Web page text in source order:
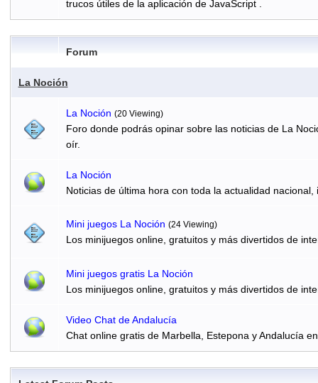
trucos útiles de la aplicación de JavaScript .
Forum
La Noción
La Noción (20 Viewing)
Foro donde podrás opinar sobre las noticias de La
oír.
La Noción
Noticias de última hora con toda la actualidad
Mini juegos La Noción (24 Viewing)
Los minijuegos online, gratuitos y más divertidos de
Mini juegos gratis La Noción
Los minijuegos online, gratuitos y más divertidos de
Video Chat de Andalucía
Chat online gratis de Marbella, Estepona y Andalucía